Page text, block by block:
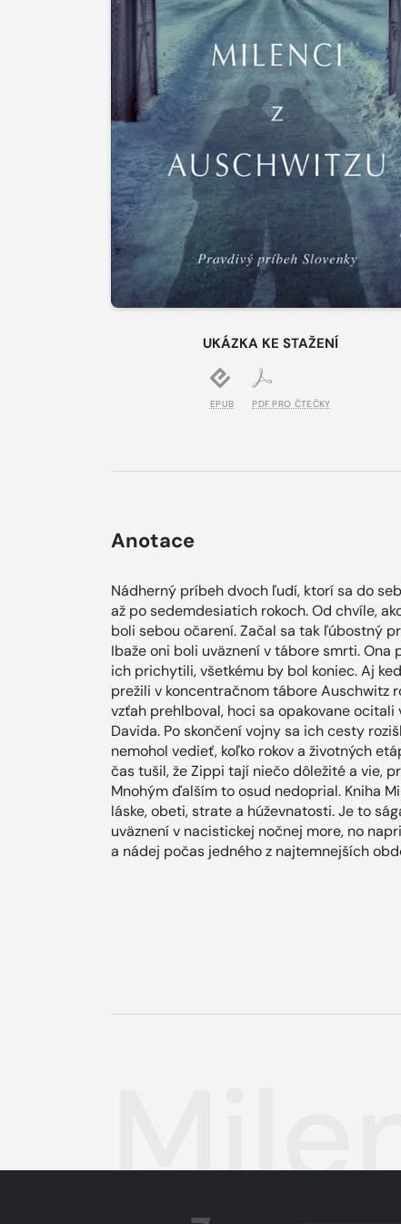
UKÁZKA KE STAŽENÍ
EPUB PDF PRO ČTEČKY
Anotace
Nádherný príbeh dvoch ľudí, ktorí sa do
až po sedemdesiatich rokoch. Od chvíle,
boli sebou očarení. Začal sa tak ľúbostný
Ibaže oni boli uväznení v tábore smrti. Ona
ich prichytili, všetkému by bol koniec. Aj
prežili v koncentračnom tábore Auschwitz
vzťah prehlboval, hoci sa opakovane
Davida. Po skončení vojny sa ich cesty
nemohol vedieť, koľko rokov a životných
čas tušil, že Zippi tají niečo dôležité a vie,
Mnohým ďalším to osud nedoprial. Kniha
láske, obeti, strate a húževnatosti. Je to
uväznení v nacistickej nočnej more, no
a nádej počas jedného z najtemnejších